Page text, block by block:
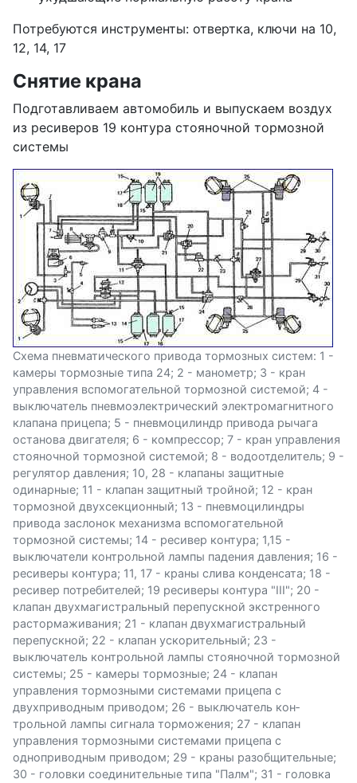
Потребуются инструменты: отвертка, ключи на 10,
12, 14, 17
Снятие крана
Подготавливаем автомобиль и выпускаем воздух
из ресиверов 19 контура стояночной тормозной
системы
Схема пневматического привода тормозных систем: 1 -
камеры тормозные типа 24; 2 - манометр; 3 - кран
управления вспомогательной тормозной системой; 4 -
выключатель пневмоэлектрический электромагнитного
клапана прицепа; 5 - пневмо­цилиндр привода рычага
останова двигателя; 6 - компрессор; 7 - кран управления
стояночной тормозной системой; 8 - водоотделитель; 9 -
регулятор давления; 10, 28 - клапаны защитные
одинарные; 11 - клапан защитный тройной; 12 - кран
тормозной двухсек­ционный; 13 - пневмоцилиндры
привода заслонок механизма вспомогательной
тормозной системы; 14 - ресивер контура; 1,15 -
выключатели контрольной лампы падения давления; 16 -
ресиверы контура; 11, 17 - краны слива конденсата; 18 -
ресивер потре­бителей; 19 ресиверы контура "III"; 20 -
клапан двухмагистральный перепускной экстренного
растормаживания; 21 - клапан двухма­гистральный
перепускной; 22 - клапан ускорительный; 23 -
выключатель контрольной лампы стояночной тормозной
системы; 25 - камеры тормозные; 24 - клапан
управления тормозными системами прицепа с
двухприводным приводом; 26 - выключатель кон­
трольной лампы сигнала торможения; 27 - клапан
управления тормозными системами прицепа с
одноприводным приводом; 29 - краны разобщительные;
30 - головки соединительные типа "Палм"; 31 - головка